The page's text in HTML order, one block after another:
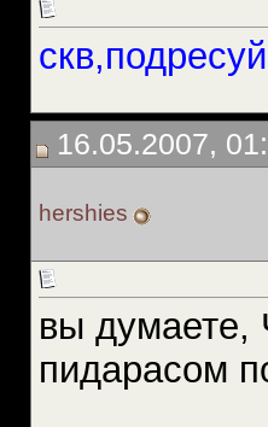
16.05.2007,
hershies
вы думаете,
пидарасом